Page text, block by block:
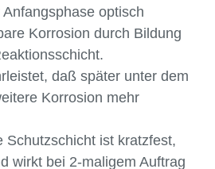
optisch
Korrosion durch Bildung
daß später unter dem
Korrosion mehr
Schutzschicht ist kratzfest,
wirkt bei 2-maligem Auftrag